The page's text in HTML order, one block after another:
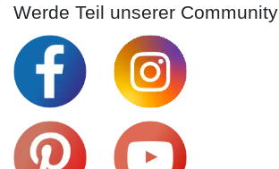
Werde Teil unserer Community